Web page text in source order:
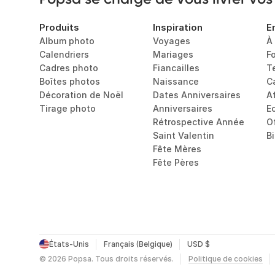
Produits
Album photo
Calendriers
Cadres photo
Boîtes photos
Décoration de Noël
Tirage photo
Inspiration
Voyages
Mariages
Fiancailles
Naissance
Dates Anniversaires
Anniversaires
Rétrospective Année
Saint Valentin
Fête Mères
Fête Pères
À
États-Unis Français (Belgique)
USD $
© 2026 Popsa. Tous droits réservés. Politique de cookies